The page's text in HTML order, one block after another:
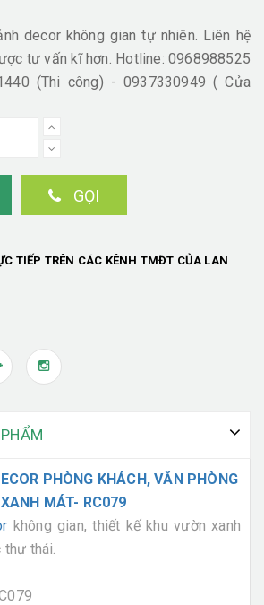
decor không gian tự nhiên. Liên hệ
tư vấn kĩ hơn. Hotline: 0968988525
(Thi công) - 0937330949 ( Cửa
GỌI
TIẾP TRÊN CÁC KÊNH TMĐT CỦA LAN
PHÒNG KHÁCH, VĂN PHÒNG
XANH MÁT- RC079
không gian, thiết kế khu vườn xanh
thái.